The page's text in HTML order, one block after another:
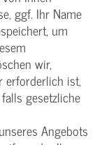
ggf. Ihr Name
um
wir,
erforderlich ist,
gesetzliche
Angebots